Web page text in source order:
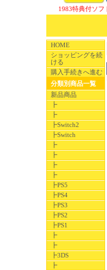
NEW 1983特典付ソフト
HOME
ショッピングを続
ける
購入手続きへ進む
分類別商品一覧
新品商品
┣
┣
┣Switch2
┣Switch
┣
┣
┣
┣
┣PS5
┣PS4
┣PS3
┣PS2
┣PS1
┣
┣
┣3DS
┣